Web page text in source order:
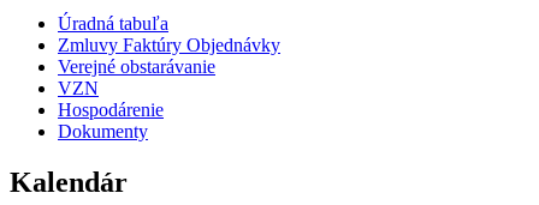
Úradná tabuľa
Zmluvy Faktúry Objednávky
Verejné obstarávanie
VZN
Hospodárenie
Dokumenty
Kalendár